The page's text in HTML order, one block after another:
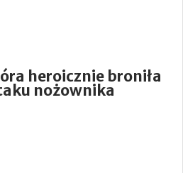
heroicznie broniła
nożownika